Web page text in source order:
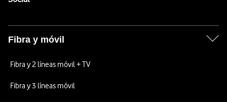
Fibra y móvil
Fibra y 2 líneas móvil + TV
Fibra y 3 líneas móvil